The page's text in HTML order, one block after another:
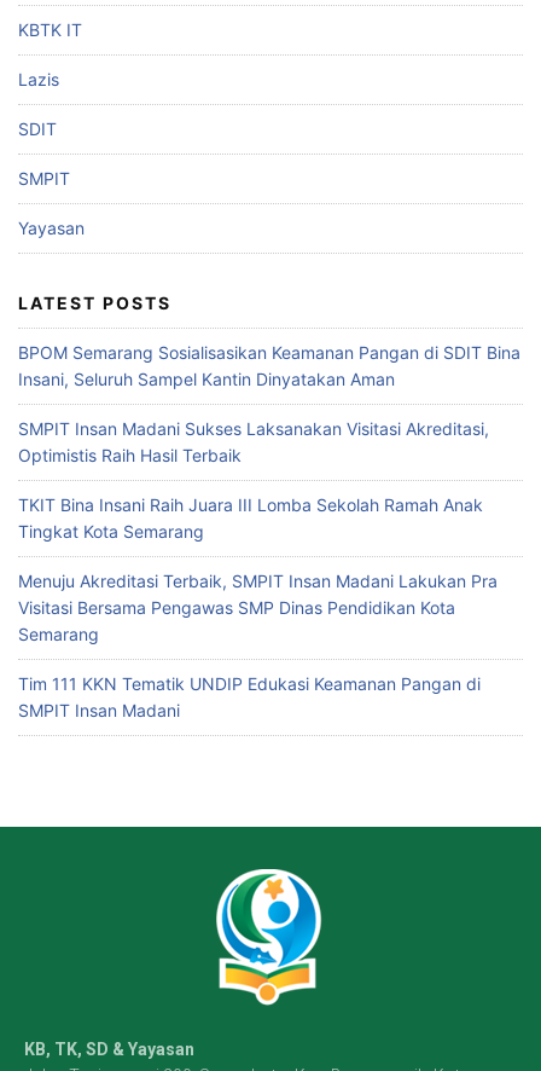
KBTK IT
Lazis
SDIT
SMPIT
Yayasan
LATEST POSTS
BPOM Semarang Sosialisasikan Keamanan Pangan di SDIT Bina
Insani, Seluruh Sampel Kantin Dinyatakan Aman
SMPIT Insan Madani Sukses Laksanakan Visitasi Akreditasi,
Optimistis Raih Hasil Terbaik
TKIT Bina Insani Raih Juara III Lomba Sekolah Ramah Anak
Tingkat Kota Semarang
Menuju Akreditasi Terbaik, SMPIT Insan Madani Lakukan Pra
Visitasi Bersama Pengawas SMP Dinas Pendidikan Kota
Semarang
Tim 111 KKN Tematik UNDIP Edukasi Keamanan Pangan di
SMPIT Insan Madani
KB, TK, SD & Yayasan